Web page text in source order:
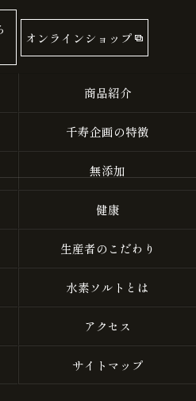
オンラインショップ
商品紹介
千寿企画の特徴
無添加
健康
生産者のこだわり
水素ソルトとは
アクセス
サイトマップ